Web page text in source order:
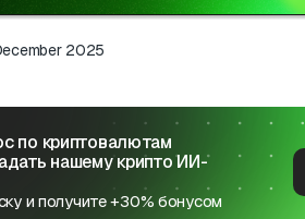
2025
по криптовалютам
нашему крипто ИИ-
и получите +30% бонусом